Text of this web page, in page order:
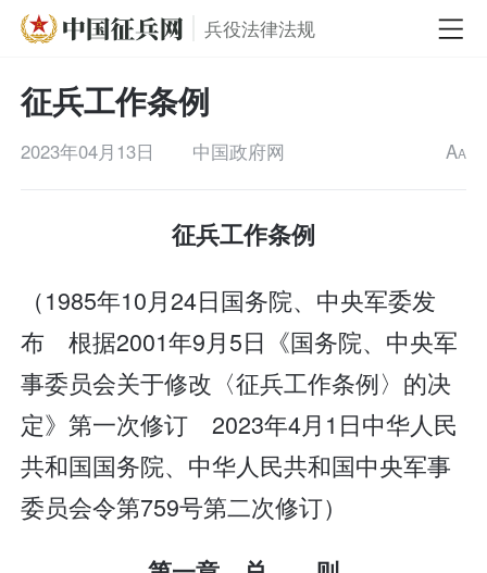
兵役法律法规
征兵工作条例
2023年04月13日 中国政府网 AA
征兵工作条例
（1985年10月24日国务院、中央军委发
布 根据2001年9月5日《国务院、中央军
事委员会关于修改〈征兵工作条例〉的决
定》第一次修订 2023年4月1日中华人民
共和国国务院、中华人民共和国中央军事
委员会令第759号第二次修订）